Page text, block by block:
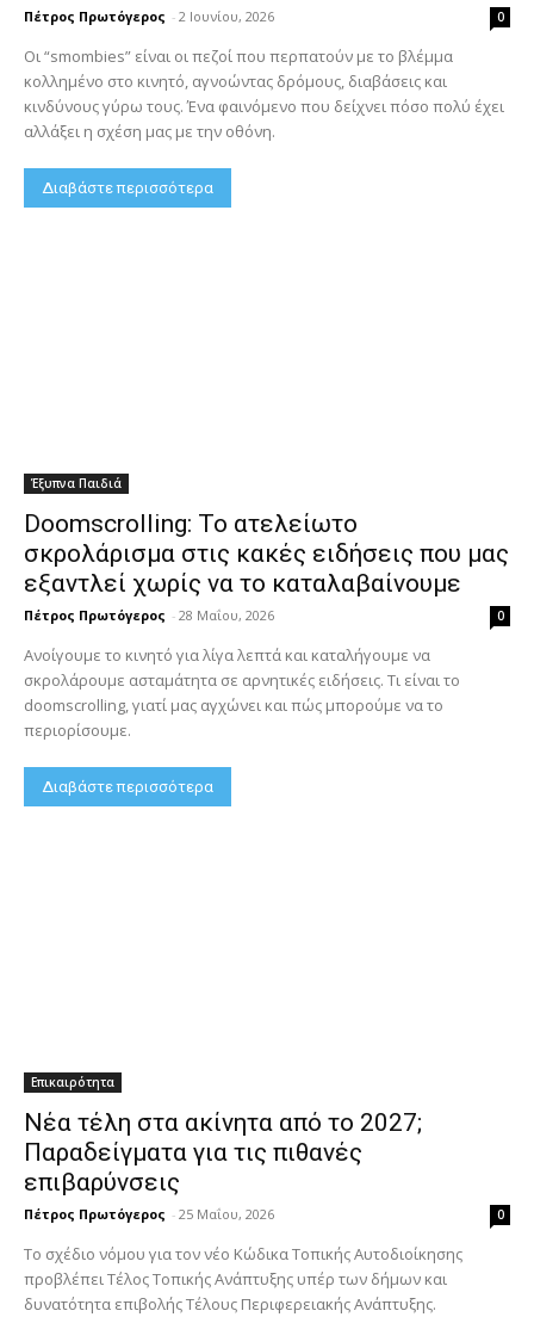
Πέτρος Πρωτόγερος - 2 Ιουνίου, 2026 0
Οι “smombies” είναι οι πεζοί που περπατούν με το βλέμμα
κολλημένο στο κινητό, αγνοώντας δρόμους, διαβάσεις και
κινδύνους γύρω τους. Ένα φαινόμενο που δείχνει πόσο πολύ έχει
αλλάξει η σχέση μας με την οθόνη.
Διαβάστε περισσότερα
Έξυπνα Παιδιά
Doomscrolling: Το ατελείωτο
σκρολάρισμα στις κακές ειδήσεις που μας
εξαντλεί χωρίς να το καταλαβαίνουμε
Πέτρος Πρωτόγερος - 28 Μαΐου, 2026 0
Ανοίγουμε το κινητό για λίγα λεπτά και καταλήγουμε να
σκρολάρουμε ασταμάτητα σε αρνητικές ειδήσεις. Τι είναι το
doomscrolling, γιατί μας αγχώνει και πώς μπορούμε να το
περιορίσουμε.
Διαβάστε περισσότερα
Επικαιρότητα
Νέα τέλη στα ακίνητα από το 2027;
Παραδείγματα για τις πιθανές
επιβαρύνσεις
Πέτρος Πρωτόγερος - 25 Μαΐου, 2026 0
Το σχέδιο νόμου για τον νέο Κώδικα Τοπικής Αυτοδιοίκησης
προβλέπει Τέλος Τοπικής Ανάπτυξης υπέρ των δήμων και
δυνατότητα επιβολής Τέλους Περιφερειακής Ανάπτυξης.